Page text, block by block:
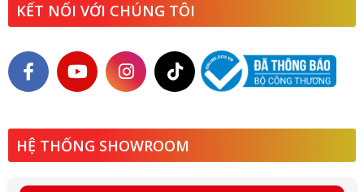
KẾT NỐI VỚI CHÚNG TÔI
HỆ THỐNG SHOWROOM